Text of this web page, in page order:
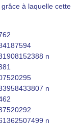
à laquelle cette